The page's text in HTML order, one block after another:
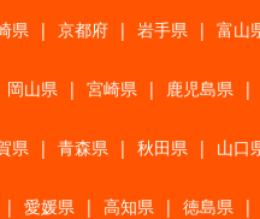
県 | 京都府 | 岩手県 | 富山
岡山県 | 宮崎県 | 鹿児島県 |
県 | 青森県 | 秋田県 | 山口
| 愛媛県 | 高知県 | 徳島県 |